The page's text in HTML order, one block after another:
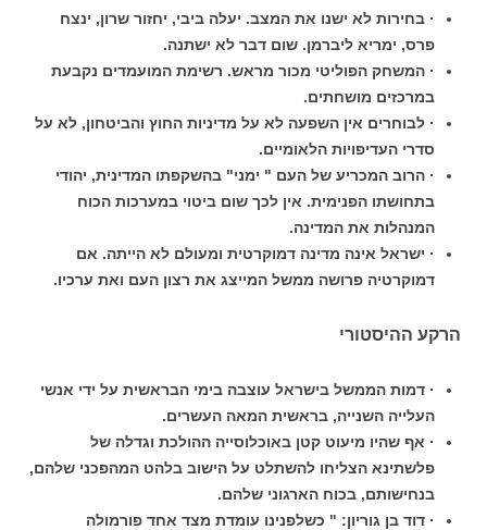
· בחירות לא ישנו את המצב. יעלה ביבי, יחזור שרון, ינצח
פרס, ימריא ליברמן. שום דבר לא ישתנה.
· המשחק הפוליטי מכור מראש. רשימת המועמדים נקבעת
במרכזים מושחתים.
· לבוחרים אין השפעה לא על מדיניות החוץ והביטחון, לא על
סדרי העדיפויות הלאומיים.
· הרוב המכריע של העם " ימני" בהשקפתו המדינית, יהודי
בתחושתו הפנימית. אין לכך שום ביטוי במערכות הכוח
המנהלות את המדינה.
· ישראל אינה מדינה דמוקרטית ומעולם לא הייתה. אם
דמוקרטיה פרושה ממשל המייצג את רצון העם ואת ערכיו.
הרקע ההיסטורי
· דמות הממשל בישראל עוצבה בימי הבראשית על ידי אנשי
העלייה השנייה, בראשית המאה העשרים.
· אף שהיו מיעוט קטן באוכלוסייה ההולכת וגדלה של
פלשתינא הצליחו להשתלט על הישוב בלהט המהפכני שלהם,
בנחישותם, בכוח הארגוני שלהם.
· דוד בן גוריון: " כשלפנינו עומדת מצד אחד פורמולה